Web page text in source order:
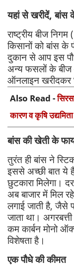
यहां से खरीदें, बांस
राष्ट्रीय बीज
किसानों को बांस
दुकान से आप इस
अन्य फसलों के बीज
ऑनलाइन खरीदकर
Also Read -
कारण व कृषि
बांस की खेती के
तुरंत ही बांस ने
इससे अच्छी बात ये
छुटकारा मिलेगा।
अब बाजार में मिल
लगाई जाती है, जैसे
जाता था।
कम कार्बन मोनो
विशेषता है।
एक पौधे की कीमत